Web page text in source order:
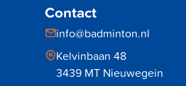
Contact
info@badminton.nl
Kelvinbaan 48
3439 MT Nieuwegein